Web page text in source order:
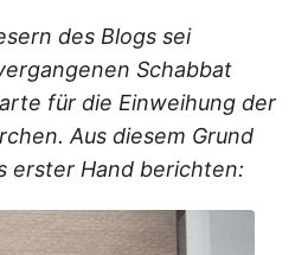
des Blogs sei
Schabbat
für die Einweihung der
Aus diesem Grund
erster Hand berichten: